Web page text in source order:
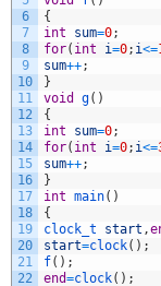
6
7
8
9
10
11
12
13
14
15
16
17
18
19
20
21
22
{
int
sum=0;
for( int i=0; i<=
sum++;
}
void
g( )
{
int
sum=0;
for( int i=0; i<=
sum++;
}
int main( )
{
clock_t start ,
start=clock( ) ;
f( ) ;
end=clock( ) ;